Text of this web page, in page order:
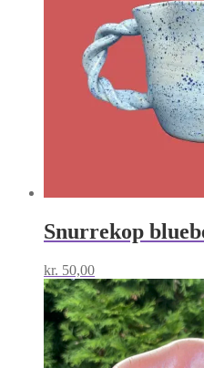
Snurrekop
kr. 50,00